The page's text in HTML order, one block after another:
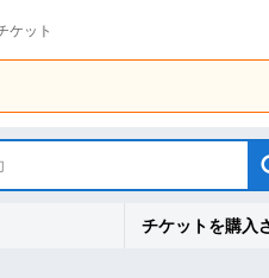
ケット
チケットを購入